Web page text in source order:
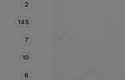
2
145
7
10
6